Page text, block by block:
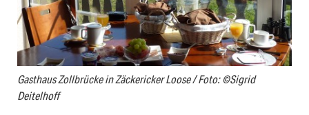
Gasthaus Zollbrücke in Zäckericker Loose / Foto: ©Sigrid
Deitelhoff